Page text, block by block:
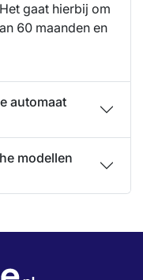
gaat hierbij om
60 maanden en
automaat
modellen